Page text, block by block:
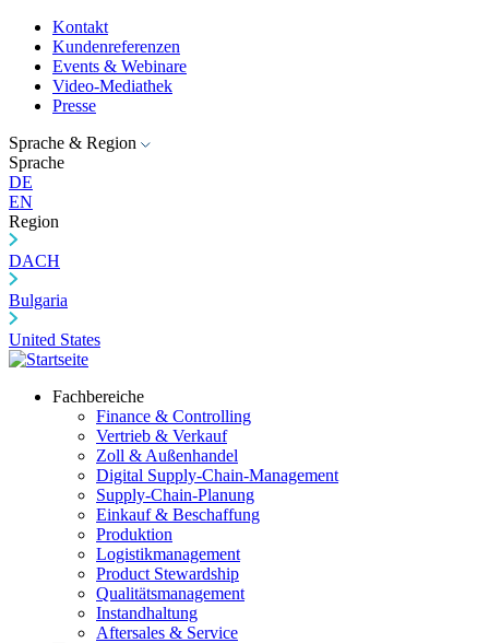
Kontakt
Kundenreferenzen
Events & Webinare
Video-Mediathek
Presse
Sprache & Region
Sprache
DE
EN
Region
DACH
Bulgaria
United States
Fachbereiche
Finance & Controlling
Vertrieb & Verkauf
Zoll & Außenhandel
Digital Supply-Chain-Management
Supply-Chain-Planung
Einkauf & Beschaffung
Produktion
Logistikmanagement
Product Stewardship
Qualitätsmanagement
Instandhaltung
Aftersales & Service